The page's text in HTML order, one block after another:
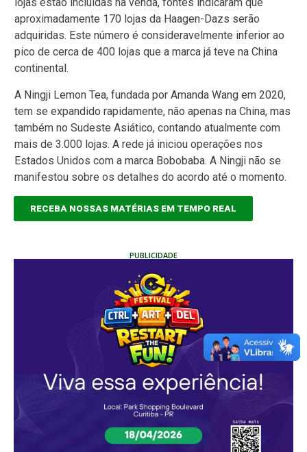
lojas estão incluídas na venda, fontes indicaram que
aproximadamente 170 lojas da Haagen-Dazs serão
adquiridas. Este número é consideravelmente inferior ao
pico de cerca de 400 lojas que a marca já teve na China
continental.
A Ningji Lemon Tea, fundada por Amanda Wang em 2020,
tem se expandido rapidamente, não apenas na China, mas
também no Sudeste Asiático, contando atualmente com
mais de 3.000 lojas. A rede já iniciou operações nos
Estados Unidos com a marca Bobobaba. A Ningji não se
manifestou sobre os detalhes do acordo até o momento.
RECEBA NOSSAS MATÉRIAS EM TEMPO REAL
PUBLICIDADE